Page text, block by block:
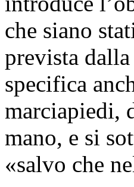
che siano
prevista
specifica
marciapiedi,
mano, e si
«salvo che